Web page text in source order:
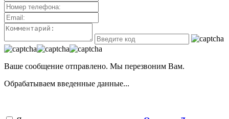
Ваше сообщение отправлено. Мы перезвоним Вам.
Обрабатываем введенные данные...